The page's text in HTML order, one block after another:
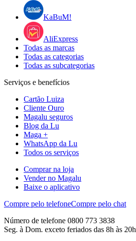
KaBuM!
AliExpress
Todas as marcas
Todas as categorias
Todas as subcategorias
Serviços e benefícios
Cartão Luiza
Cliente Ouro
Magalu seguros
Blog da Lu
Maga +
WhatsApp da Lu
Todos os serviços
Comprar na loja
Vender no Magalu
Baixe o aplicativo
Compre pelo telefoneCompre pelo chat
Número de telefone 0800 773 3838
Seg. à Dom. exceto feriados das 8h às 20h